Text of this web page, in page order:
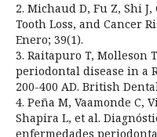
2. Michaud D, Fu Z, Shi
Tooth Loss, and Cancer
Enero; 39(1).
3. Raitapuro T, Molleson
periodontal disease in a
200-400 AD. British
4. Peña M, Vaamonde C,
Shapira L, et al.
enfermedades